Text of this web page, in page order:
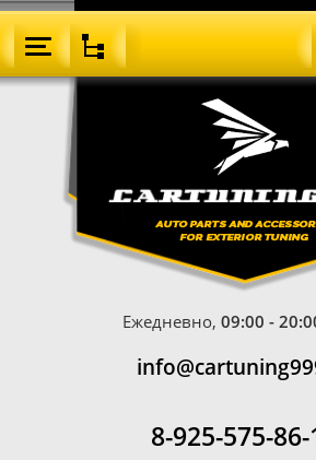
Ежедневно,09:00 -
8-925-575-86-